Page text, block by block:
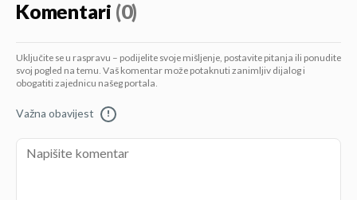
Komentari (0)
Uključite se u raspravu – podijelite svoje mišljenje, postavite pitanja ili ponudite
svoj pogled na temu. Vaš komentar može potaknuti zanimljiv dijalog i
obogatiti zajednicu našeg portala.
Važna obavijest !